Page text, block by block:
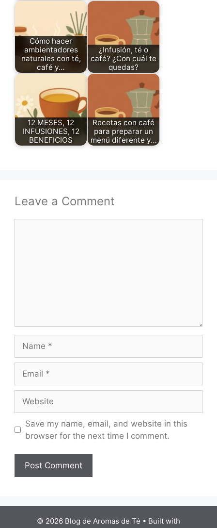
Cómo hacer
ambientadores
naturales con té,
café y…
¿Infusión, té o
café? ¿Con cuál te
quedas?
12 MESES, 12
INFUSIONES, 12
BENEFICIOS
Recetas con café
para preparar un
menú diferente y…
Leave a Comment
Save my name, email, and website in this
browser for the next time I comment.
© 2026 Blog de Aromas de Té • Built with